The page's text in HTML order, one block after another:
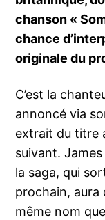
chanson «
chance
originale du
C’est la
annoncé via
extrait du titre
suivant.
la saga, qui
prochain, aura
même nom